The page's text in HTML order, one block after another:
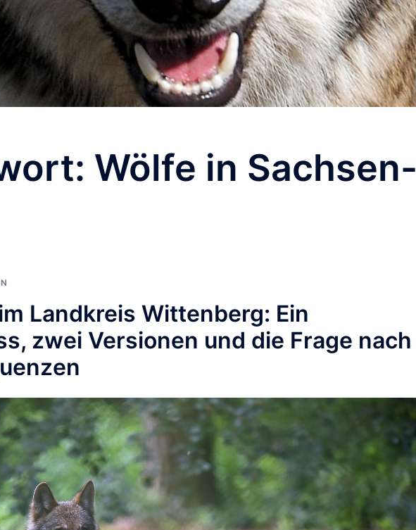
Wölfe in Sachsen-
Landkreis Wittenberg: Ein
zwei Versionen und die Frage nach